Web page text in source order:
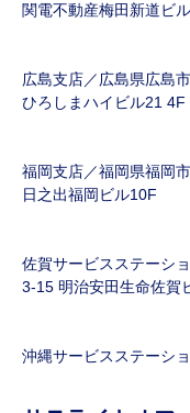
関電不動産梅田新道ビ
広島支店／広島県広島
ひろしまハイビル21 4F
福岡支店／福岡県福岡
日之出福岡ビル10F
佐賀サービスステーシ
3-15 明治安田生命佐賀
沖縄サービスステーシ